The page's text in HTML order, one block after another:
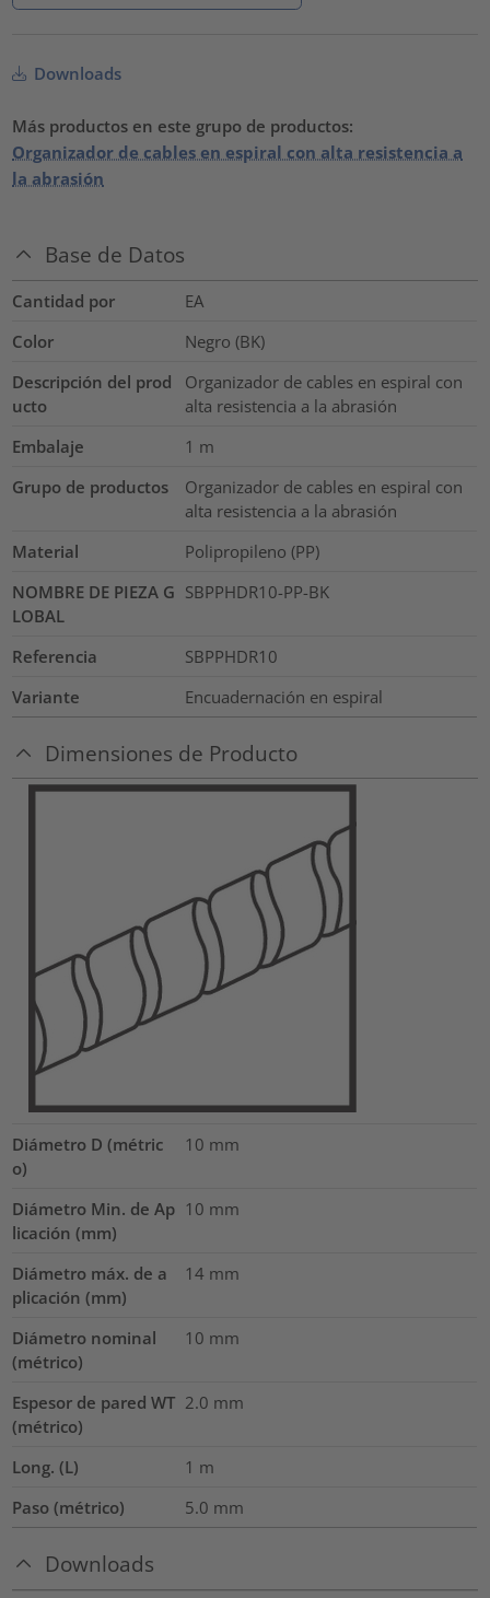
Downloads
Más productos en este grupo de productos:
Organizador de cables en espiral con alta resistencia a
la abrasión
Base de Datos
Cantidad por
EA
Color
Negro (BK)
Descripción del prod
ucto
Organizador de cables en espiral con
alta resistencia a la abrasión
Embalaje
1 m
Grupo de productos
Organizador de cables en espiral con
alta resistencia a la abrasión
Material
Polipropileno (PP)
NOMBRE DE PIEZA G
LOBAL
SBPPHDR10-PP-BK
Referencia
SBPPHDR10
Variante
Encuadernación en espiral
Dimensiones de Producto
Diámetro D (métric
o)
10 mm
Diámetro Min. de Ap
licación (mm)
10 mm
Diámetro máx. de a
plicación (mm)
14 mm
Diámetro nominal
(métrico)
10 mm
Espesor de pared WT
(métrico)
2.0 mm
Long. (L) 1 m
Paso (métrico)
5.0 mm
Downloads